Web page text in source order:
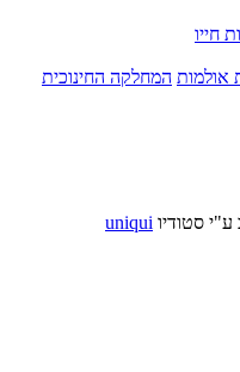
חייו
אולמות המחלקה החינוכית
ע"י סטודיו uniqui